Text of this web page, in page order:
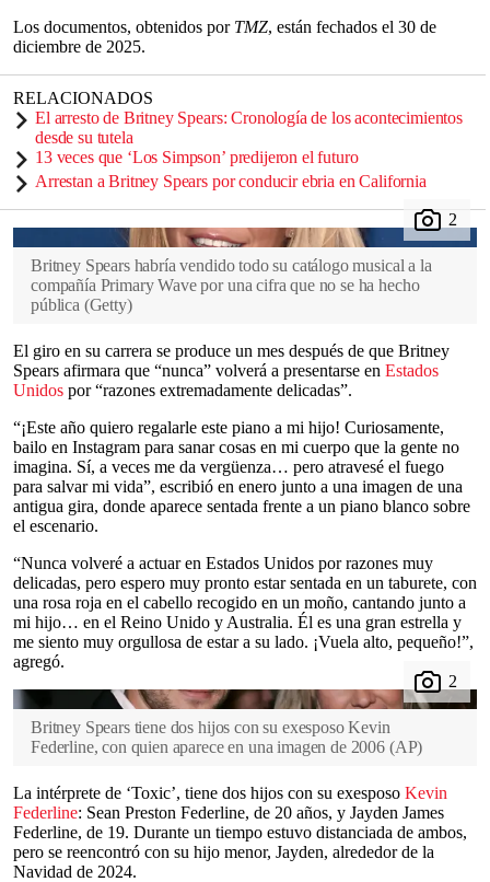
Los documentos, obtenidos por TMZ, están fechados el 30 de
diciembre de 2025.
RELACIONADOS
El arresto de Britney Spears: Cronología de los acontecimientos
desde su tutela
13 veces que ‘Los Simpson’ predijeron el futuro
Arrestan a Britney Spears por conducir ebria en California
Britney Spears habría vendido todo su catálogo musical a la
compañía Primary Wave por una cifra que no se ha hecho
pública (Getty)
El giro en su carrera se produce un mes después de que Britney
Spears afirmara que “nunca” volverá a presentarse en Estados
Unidos por “razones extremadamente delicadas”.
“¡Este año quiero regalarle este piano a mi hijo! Curiosamente,
bailo en Instagram para sanar cosas en mi cuerpo que la gente no
imagina. Sí, a veces me da vergüenza… pero atravesé el fuego
para salvar mi vida”, escribió en enero junto a una imagen de una
antigua gira, donde aparece sentada frente a un piano blanco sobre
el escenario.
“Nunca volveré a actuar en Estados Unidos por razones muy
delicadas, pero espero muy pronto estar sentada en un taburete, con
una rosa roja en el cabello recogido en un moño, cantando junto a
mi hijo… en el Reino Unido y Australia. Él es una gran estrella y
me siento muy orgullosa de estar a su lado. ¡Vuela alto, pequeño!”,
agregó.
Britney Spears tiene dos hijos con su exesposo Kevin
Federline, con quien aparece en una imagen de 2006 (AP)
La intérprete de ‘Toxic’, tiene dos hijos con su exesposo Kevin
Federline: Sean Preston Federline, de 20 años, y Jayden James
Federline, de 19. Durante un tiempo estuvo distanciada de ambos,
pero se reencontró con su hijo menor, Jayden, alrededor de la
Navidad de 2024.